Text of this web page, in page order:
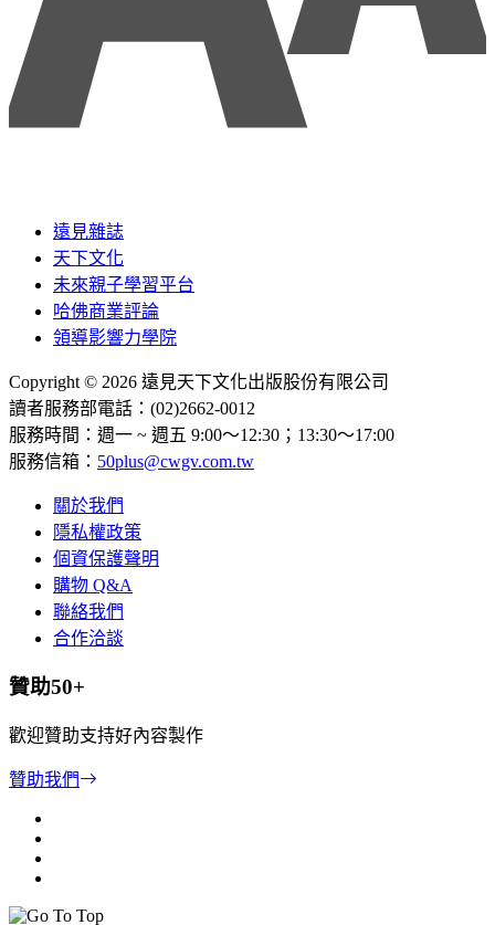
遠見雜誌
天下文化
未來親子學習平台
哈佛商業評論
領導影響力學院
Copyright © 2026 遠見天下文化出版股份有限公司
讀者服務部電話：(02)2662-0012
服務時間：週一 ~ 週五 9:00～12:30；13:30～17:00
服務信箱： 50plus@cwgv.com.tw
關於我們
隱私權政策
個資保護聲明
購物 Q&A
聯絡我們
合作洽談
贊助50+
歡迎贊助支持好內容製作
贊助我們